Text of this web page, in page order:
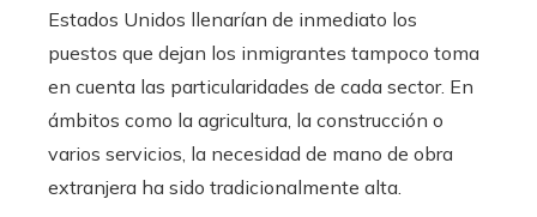
Estados Unidos llenarían de inmediato los
puestos que dejan los inmigrantes tampoco toma
en cuenta las particularidades de cada sector. En
ámbitos como la agricultura, la construcción o
varios servicios, la necesidad de mano de obra
extranjera ha sido tradicionalmente alta.